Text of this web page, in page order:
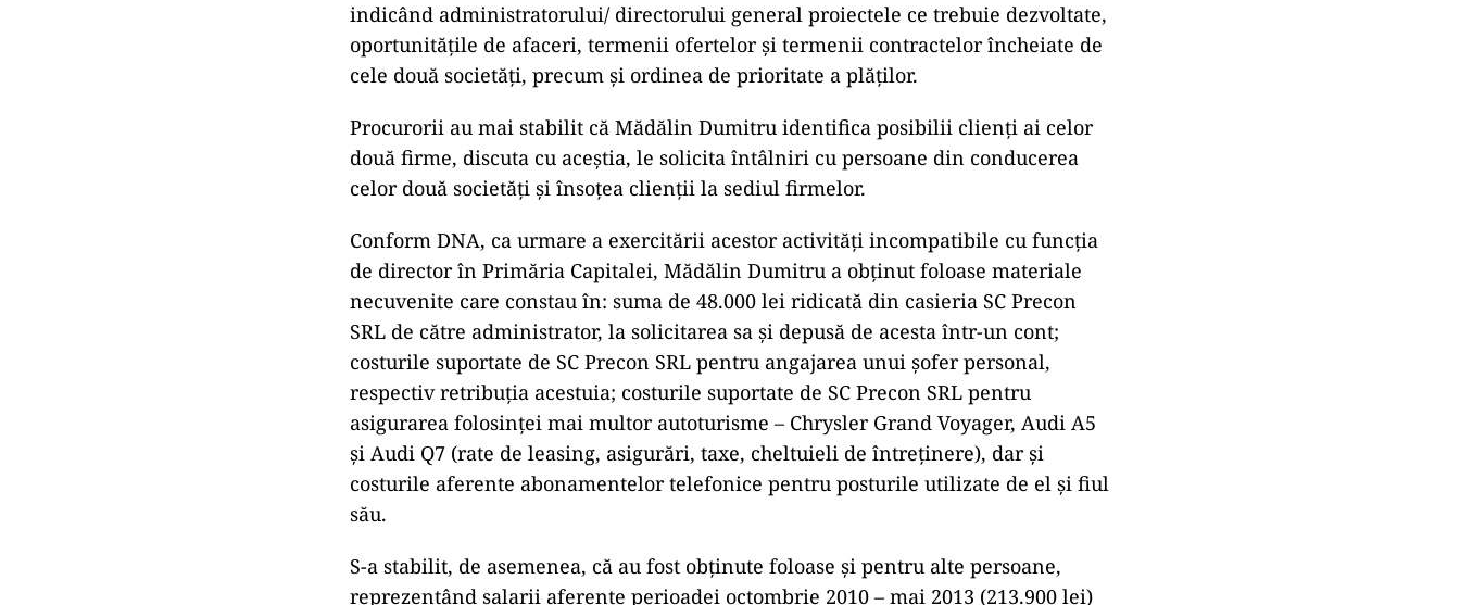
indicând administratorului/ directorului general proiectele ce trebuie dezvoltate,
oportunităţile de afaceri, termenii ofertelor şi termenii contractelor încheiate de
cele două societăţi, precum şi ordinea de prioritate a plăţilor.
Procurorii au mai stabilit că Mădălin Dumitru identifica posibilii clienţi ai celor
două firme, discuta cu aceştia, le solicita întâlniri cu persoane din conducerea
celor două societăţi şi însoţea clienţii la sediul firmelor.
Conform DNA, ca urmare a exercitării acestor activităţi incompatibile cu funcţia
de director în Primăria Capitalei, Mădălin Dumitru a obţinut foloase materiale
necuvenite care constau în: suma de 48.000 lei ridicată din casieria SC Precon
SRL de către administrator, la solicitarea sa şi depusă de acesta într-un cont;
costurile suportate de SC Precon SRL pentru angajarea unui şofer personal,
respectiv retribuţia acestuia; costurile suportate de SC Precon SRL pentru
asigurarea folosinţei mai multor autoturisme – Chrysler Grand Voyager, Audi A5
şi Audi Q7 (rate de leasing, asigurări, taxe, cheltuieli de întreţinere), dar şi
costurile aferente abonamentelor telefonice pentru posturile utilizate de el şi fiul
său.
S-a stabilit, de asemenea, că au fost obţinute foloase şi pentru alte persoane,
reprezentând salarii aferente perioadei octombrie 2010 – mai 2013 (213.900 lei)